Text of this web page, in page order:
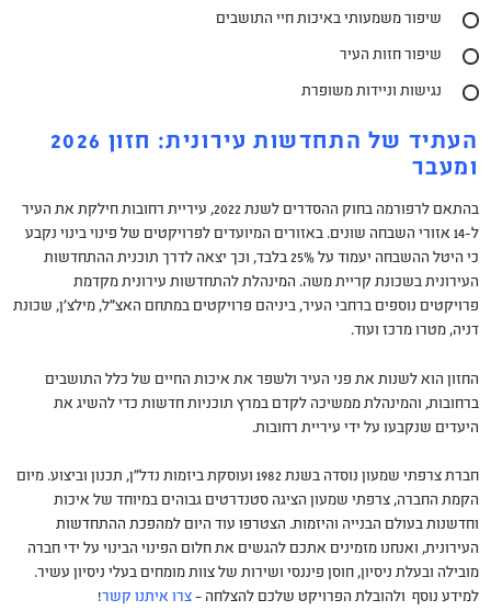
שיפור משמעותי באיכות חיי התושבים
שיפור חזות העיר
נגישות וניידות משופרת
העתיד של התחדשות עירונית: חזון 2026
ומעבר
בהתאם לרפורמה בחוק ההסדרים לשנת 2022, עיריית רחובות חילקת את העיר
ל-14 אזורי השבחה שונים. באזורים המיועדים לפרויקטים של פינוי בינוי נקבע
כי היטל ההשבחה יעמוד על 25% בלבד, וכך יצאה לדרך תוכנית ההתחדשות
העירונית בשכונת קריית משה. המינהלת להתחדשות עירונית מקדמת
פרויקטים נוספים ברחבי העיר, ביניהם פרויקטים במתחם האצ"ל, מילצ'ן, שכונת
דניה, מטרו מרכז ועוד.
החזון הוא לשנות את פני העיר ולשפר את איכות החיים של כלל התושבים
ברחובות, והמינהלת ממשיכה לקדם במרץ תוכניות חדשות כדי להשיג את
היעדים שנקבעו על ידי עיריית רחובות.
חברת צרפתי שמעון נוסדה בשנת 1982 ועוסקת ביזמות נדל"ן, תכנון וביצוע. מיום
הקמת החברה, צרפתי שמעון הציגה סטנדרטים גבוהים במיוחד של איכות
וחדשנות בעולם הבנייה והיזמות. הצטרפו עוד היום למהפכת ההתחדשות
העירונית, ואנחנו מזמינים אתכם להגשים את חלום הפינוי הבינוי על ידי חברה
מובילה ובעלת ניסיון, חוסן פיננסי ושירות של צוות מומחים בעלי ניסיון עשיר.
למידע נוסף ולהובלת הפרויקט שלכם להצלחה –צרו איתנו קשר!